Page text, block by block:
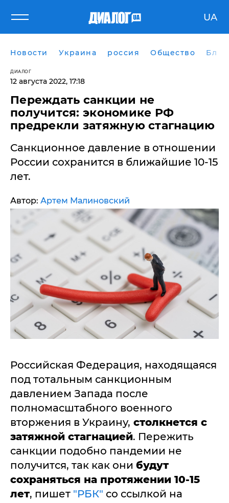
UA
Новости Украина россия Общество
ДИАЛОГ
12 августа 2022, 17:18
Переждать санкции не
получится: экономике РФ
предрекли затяжную стагнацию
Санкционное давление в отношении
России сохранится в ближайшие 10-15
лет.
Автор: Артем Малиновский
Российская Федерация, находящаяся
под тотальным санкционным
давлением Запада после
полномасштабного военного
вторжения в Украину, столкнется с
затяжной стагнацией. Пережить
санкции подобно пандемии не
получится, так как они будут
сохраняться на протяжении 10-15
лет, пишет "РБК" со ссылкой на